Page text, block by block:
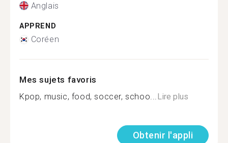
Anglais
APPREND
Coréen
Mes sujets favoris
Kpop, music, food, soccer, schoo...Lire plus
Obtenir l'appli